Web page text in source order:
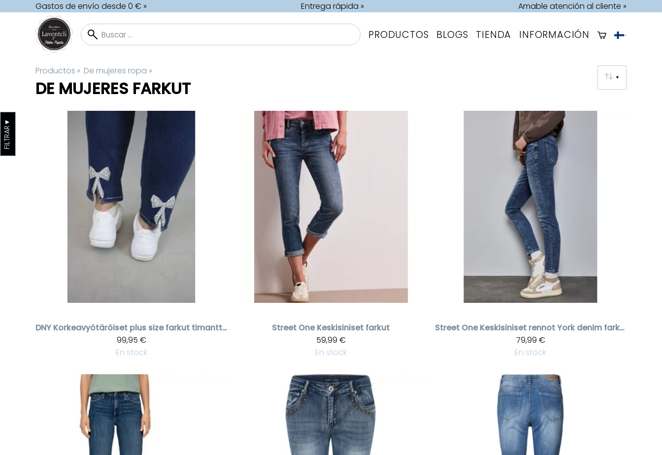
Gastos de envío desde 0 € » Entrega rápida » Amable atención al cliente »
PRODUCTOS BLOGS TIENDA INFORMACIÓN
Productos ‪» De mujeres ropa ‪»
▼
DE MUJERES FARKUT
FILTRAR
▼
DNY
Korkeavyötäröiset plus size farkut timanttikoristeilla
99,95 €
En stock
Street One Keskisiniset farkut
59,99 €
En stock
Street One
Keskisiniset rennot York denim farkut
79,99 €
En stock